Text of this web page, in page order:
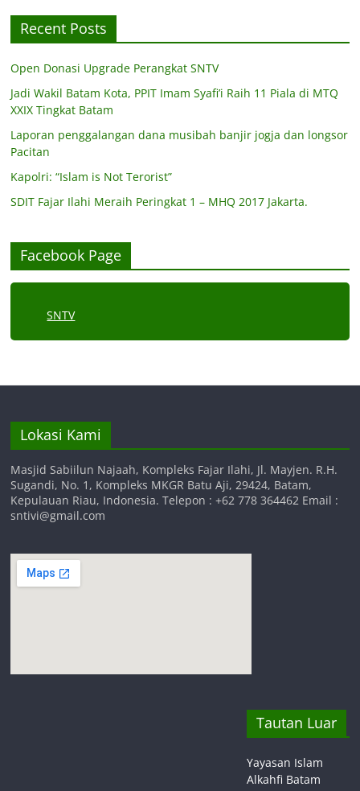
Recent Posts
Open Donasi Upgrade Perangkat SNTV
Jadi Wakil Batam Kota, PPIT Imam Syafi’i Raih 11 Piala di MTQ
XXIX Tingkat Batam
Laporan penggalangan dana musibah banjir jogja dan longsor
Pacitan
Kapolri: “Islam is Not Terorist”
SDIT Fajar Ilahi Meraih Peringkat 1 – MHQ 2017 Jakarta.
Facebook Page
SNTV
Lokasi Kami
Masjid Sabiilun Najaah, Kompleks Fajar Ilahi, Jl. Mayjen. R.H.
Sugandi, No. 1, Kompleks MKGR Batu Aji, 29424, Batam,
Kepulauan Riau, Indonesia. Telepon : +62 778 364462 Email :
sntivi@gmail.com
Tautan Luar
Yayasan Islam
Alkahfi Batam